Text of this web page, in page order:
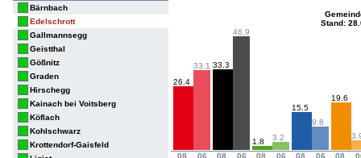
Bärnbach
Edelschrott
Gallmannsegg
Geistthal
Gößnitz
Graden
Hirschegg
Kainach bei Voitsberg
Köflach
Kohlschwarz
Krottendorf-Gaisfeld
Stand:
08 06 08 06 08 06 08 06 08
26.4
33.1 33.3
46.9
1.8 3.2
15.5
9.8
19.6